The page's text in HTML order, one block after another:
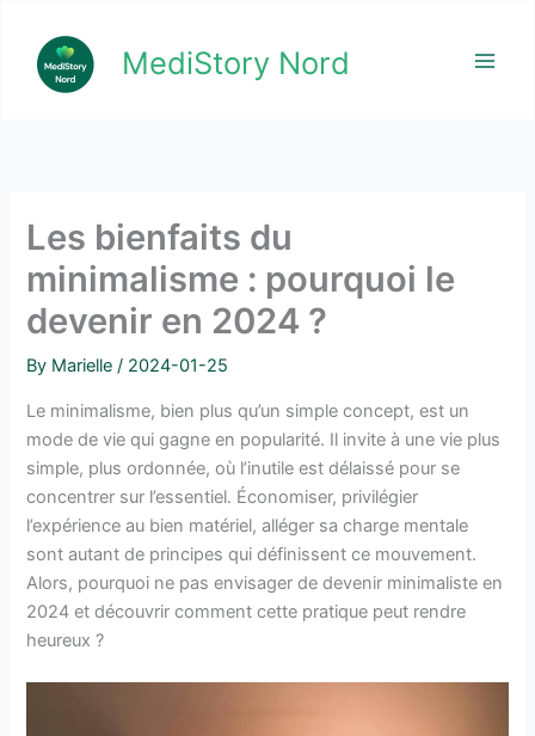
content
MediStory Nord
Les bienfaits du
minimalisme : pourquoi le
devenir en 2024 ?
By Marielle/ 2024-01-25
Le minimalisme, bien plus qu’un simple concept, est un
mode de vie qui gagne en popularité. Il invite à une vie plus
simple, plus ordonnée, où l’inutile est délaissé pour se
concentrer sur l’essentiel. Économiser, privilégier
l’expérience au bien matériel, alléger sa charge mentale
sont autant de principes qui définissent ce mouvement.
Alors, pourquoi ne pas envisager de devenir minimaliste en
2024 et découvrir comment cette pratique peut rendre
heureux ?